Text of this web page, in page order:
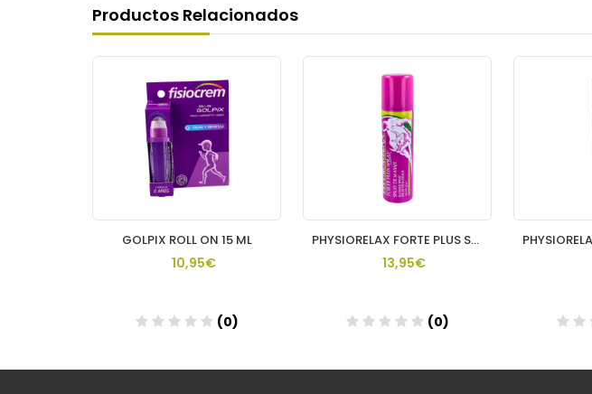
Productos Relacionados
GOLPIX ROLL ON 15 ML
10,95€
(0)
PHYSIORELAX FORTE PLUS SPRAY 1 ENVASE 150 ML
13,95€
(0)